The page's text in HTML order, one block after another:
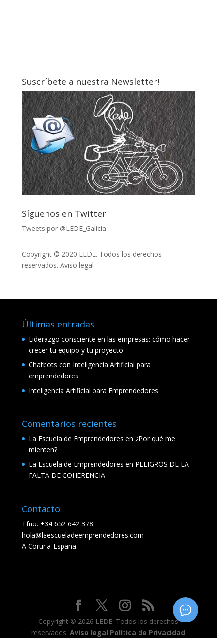
Suscríbete a nuestra Newsletter!
Síguenos en Twitter
Tweets por @LEDE_Galicia
Copyright © 2020 LEDE. Todos los derechos
reservados. Aviso legal
Últimas entradas
Liderazgo consciente en las empresas: cómo hacer
crecer tu equipo y tu proyecto
Chatbots con Inteligencia Artificial para
emprendedores
Inteligencia Artificial para Emprendedores
Comentarios recientes
La Escuela de Emprendedores en ¿Por qué me
mienten?
La Escuela de Emprendedores en PELIGROS DE LA
FALTA DE COHERENCIA
Contacto
Tfno. +34 652 642 378
hola@laescueladeemprendedores.com
A Coruña-España
Copyright © 2026 LEDE. Todos los derechos
reservados.Aviso legal Política de Privacidad